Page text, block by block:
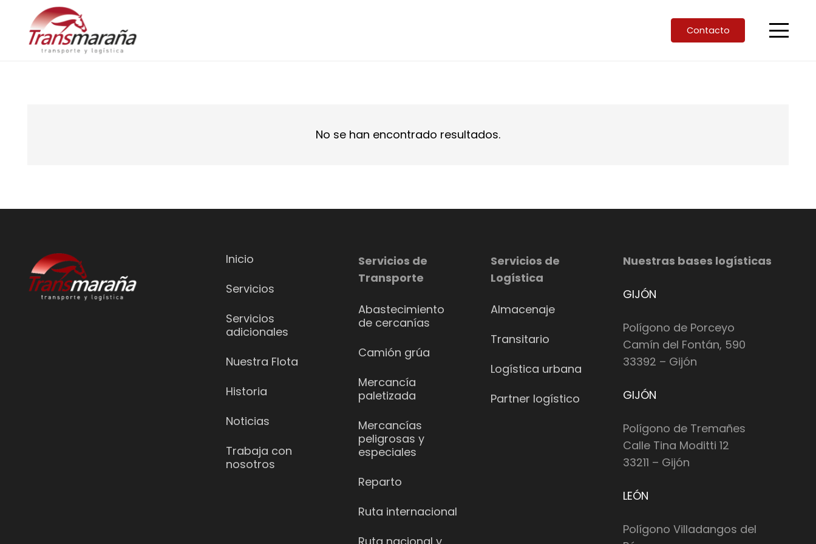
Contacto
No se han encontrado resultados.
Inicio
Servicios
Servicios
adicionales
Nuestra Flota
Historia
Noticias
Trabaja con
nosotros
Servicios de
Transporte
Abastecimiento
de cercanías
Camión grúa
Mercancía
paletizada
Mercancías
peligrosas y
especiales
Reparto
Ruta internacional
Servicios de
Logística
Almacenaje
Transitario
Logística urbana
Partner logístico
Nuestras bases logísticas
GIJÓN
Polígono de Porceyo
Camín del Fontán, 590
33392 – Gijón
GIJÓN
Polígono de Tremañes
Calle Tina Moditti 12
33211 – Gijón
LEÓN
Polígono Villadangos del